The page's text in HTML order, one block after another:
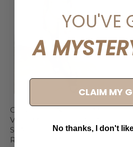
OLIVE GREEN - 'STORMI
V2 JUMPSUIT' - SHAPING
SPAGHETTI BAND
RIBBED JUMPSUIT
YOU'VE
A
CLAIM MY
No thanks, I don't